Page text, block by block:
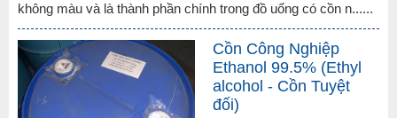
không màu và là thành phần chính trong đồ uống có cồn n......
Cồn Công Nghiệp
Ethanol 99.5% (Ethyl
alcohol - Cồn Tuyệt
đối)